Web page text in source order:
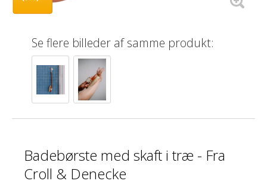
Se flere billeder af samme produkt:
Badebørste med skaft i træ - Fra
Croll & Denecke